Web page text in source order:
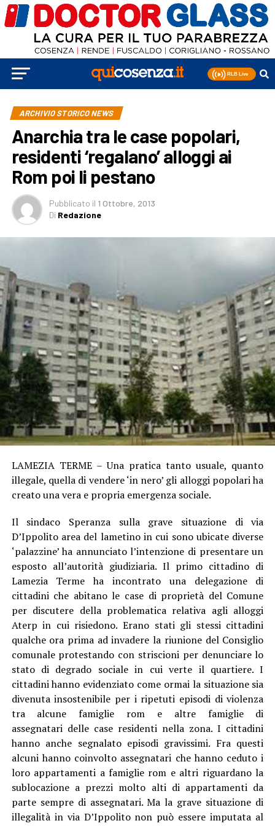
ARCHIVIO STORICO NEWS
Anarchia tra le case popolari,
residenti ‘regalano’ alloggi ai
Rom poi li pestano
Pubblicato il 1 Ottobre, 2013
Di Redazione
LAMEZIA TERME – Una pratica tanto usuale, quanto
illegale, quella di vendere ‘in nero’ gli alloggi popolari ha
creato una vera e propria emergenza sociale.
Il sindaco Speranza sulla grave situazione di via
D’Ippolito area del lametino in cui sono ubicate diverse
‘palazzine’ ha annunciato l’intenzione di presentare un
esposto all’autorità giudiziaria. Il primo cittadino di
Lamezia Terme ha incontrato una delegazione di
cittadini che abitano le case di proprietà del Comune
per discutere della problematica relativa agli alloggi
Aterp in cui risiedono. Erano stati gli stessi cittadini
qualche ora prima ad invadere la riunione del Consiglio
comunale protestando con striscioni per denunciare lo
stato di degrado sociale in cui verte il quartiere. I
cittadini hanno evidenziato come ormai la situazione sia
divenuta insostenibile per i ripetuti episodi di violenza
tra alcune famiglie rom e altre famiglie di
assegnatari delle case residenti nella zona. I cittadini
hanno anche segnalato episodi gravissimi. Fra questi
alcuni hanno coinvolto assegnatari che hanno ceduto i
loro appartamenti a famiglie rom e altri riguardano la
sublocazione a prezzi molto alti di appartamenti da
parte sempre di assegnatari. Ma la grave situazione di
illegalità in via D’Ippolito non può essere imputata al